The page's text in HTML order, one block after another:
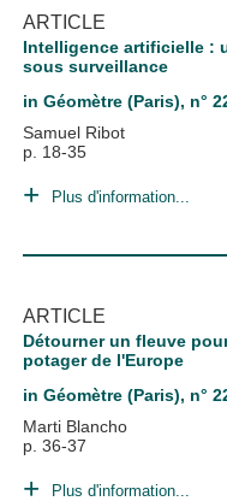
ARTICLE
Intelligence artificielle :
sous surveillance
inGéomètre (Paris), n°
Samuel Ribot
p. 18-35
Plus d'information...
ARTICLE
Détourner un fleuve
potager de l'Europe
inGéomètre (Paris), n°
Marti Blancho
p. 36-37
Plus d'information...